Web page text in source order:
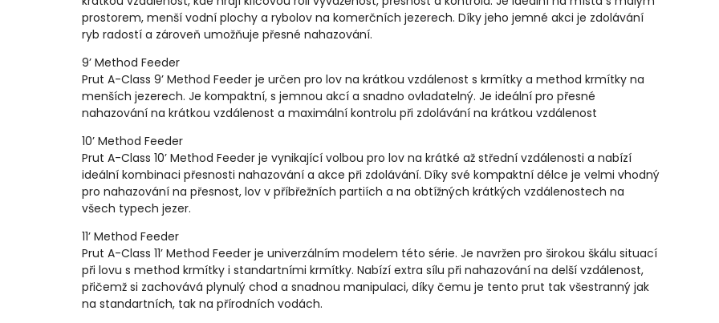
prostorem, menší vodní plochy a rybolov na komerčních jezerech. Díky jeho jemné akci je zdolávání
ryb radostí a zároveň umožňuje přesné nahazování.
9’ Method Feeder
Prut A-Class 9’ Method Feeder je určen pro lov na krátkou vzdálenost s krmítky a method krmítky na
menších jezerech. Je kompaktní, s jemnou akcí a snadno ovladatelný. Je ideální pro přesné
nahazování na krátkou vzdálenost a maximální kontrolu při zdolávání na krátkou vzdálenost
10’ Method Feeder
Prut A-Class 10’ Method Feeder je vynikající volbou pro lov na krátké až střední vzdálenosti a nabízí
ideální kombinaci přesnosti nahazování a akce při zdolávání. Díky své kompaktní délce je velmi vhodný
pro nahazování na přesnost, lov v příbřežních partiích a na obtížných krátkých vzdálenostech na
všech typech jezer.
11’ Method Feeder
Prut A-Class 11’ Method Feeder je univerzálním modelem této série. Je navržen pro širokou škálu situací
při lovu s method krmítky i standartními krmítky. Nabízí extra sílu při nahazování na delší vzdálenost,
přičemž si zachovává plynulý chod a snadnou manipulaci, díky čemu je tento prut tak všestranný jak
na standartních, tak na přírodních vodách.